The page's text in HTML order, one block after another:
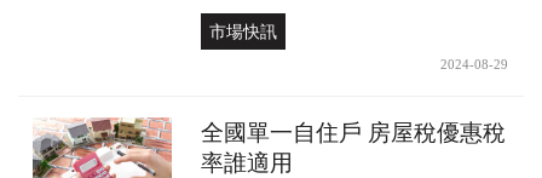
市場快訊
2024-08-29
全國單一自住戶 房屋稅優惠稅
率誰適用